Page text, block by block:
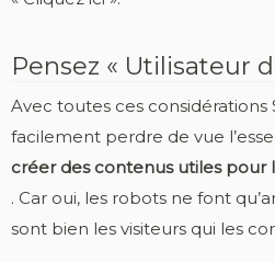
Pensez « Utilisateur
Avec toutes ces considérations
facilement perdre de vue
créer des contenus utiles pour
. Car oui, les robots ne font
sont bien les visiteurs qui les